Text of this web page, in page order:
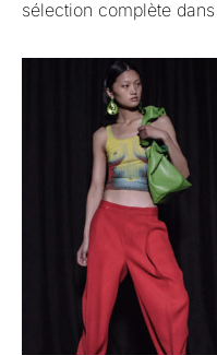
sélection complète